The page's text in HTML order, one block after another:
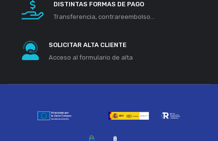
DISTINTAS FORMAS DE PAGO
Transferencia, contrareembolso...
SOLICITAR ALTA CLIENTE
Acceso al formulario de alta